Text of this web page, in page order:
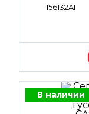
156132A1
В наличии